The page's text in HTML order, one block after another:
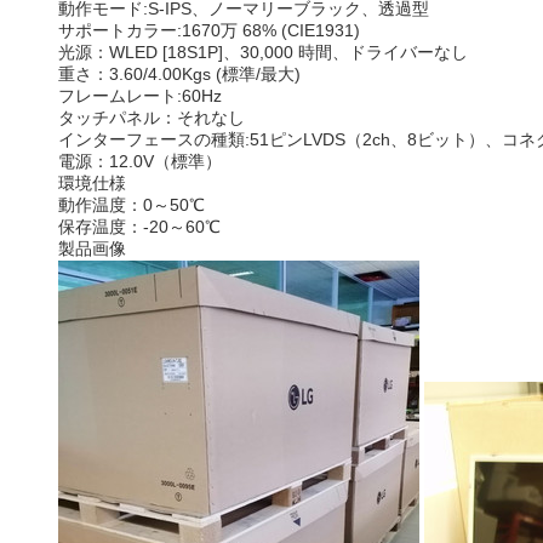
動作モード:S-IPS、ノーマリーブラック、透過型
サポートカラー:1670万 68% (CIE1931)
光源： WLED [18S1P]、30,000 時間、ドライバーなし
重さ： 3.60/4.00Kgs (標準/最大)
フレームレート:60Hz
タッチパネル： それなし
インターフェースの種類:51ピンLVDS（2ch、8ビット）、コネ
電源： 12.0V（標準）
環境仕様
動作温度：0～50℃
保存温度：-20～60℃
製品画像